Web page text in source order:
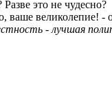
это не чудесно?
ваше великолепие! -
- лучшая